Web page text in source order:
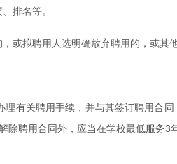
排名等。
或拟聘用人选明确放弃聘用的，或其
有关聘用手续，并与其签订聘用合
聘用合同外，应当在学校最低服务3